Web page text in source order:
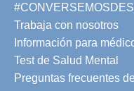
Trabaja con nosotros
Información para
Test de Salud Mental
Preguntas frecuentes